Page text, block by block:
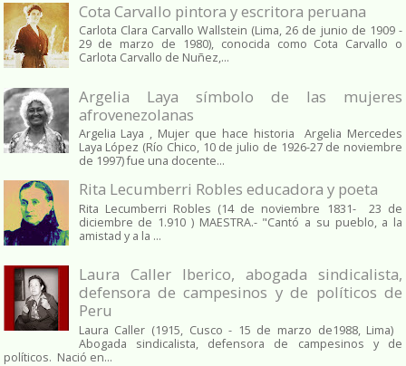
Cota Carvallo pintora y escritora peruana
Carlota Clara Carvallo Wallstein (Lima, 26 de junio de 1909 -
29 de marzo de 1980), conocida como Cota Carvallo o
Carlota Carvallo de Nuñez,...
Argelia Laya símbolo de las mujeres
afrovenezolanas
Argelia Laya , Mujer que hace historia Argelia Mercedes
Laya López (Río Chico, 10 de julio de 1926-27 de noviembre
de 1997) fue una docente...
Rita Lecumberri Robles educadora y poeta
Rita Lecumberri Robles (14 de noviembre 1831- 23 de
diciembre de 1.910 ) MAESTRA.- "Cantó a su pueblo, a la
amistad y a la ...
Laura Caller Iberico, abogada sindicalista,
defensora de campesinos y de políticos de
Peru
Laura Caller (1915, Cusco - 15 de marzo de1988, Lima)
Abogada sindicalista, defensora de campesinos y de
políticos. Nació en...